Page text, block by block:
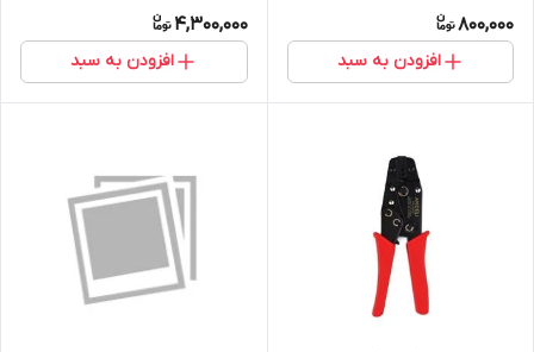
800,000
افزودن به سبد
4,300,000
افزودن به سبد